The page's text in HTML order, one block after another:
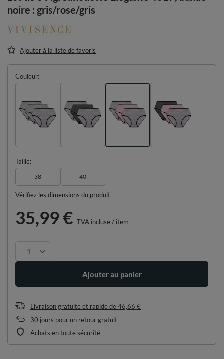
noire : gris/rose/gris
Ajouter à la liste de favoris
Couleur
Taille
38 40
Vérifiez les dimensions du produit
35,99 € TVA incluse/ item
Ajouter au panier
Livraison gratuite et rapidede46,66 €
30 jours pour un retour gratuit
Achats en toute sécurité